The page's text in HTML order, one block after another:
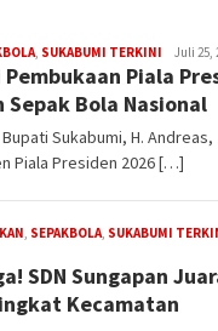
, SUKABUMI TERKINI
Iyan
Juli 25,
Piala
Bola Nasional
Sukabumi, H. Andreas,
Piala Presiden 2026 […]
, SEPAKBOLA, SUKABUMI
SDN Sungapan
Kecamatan